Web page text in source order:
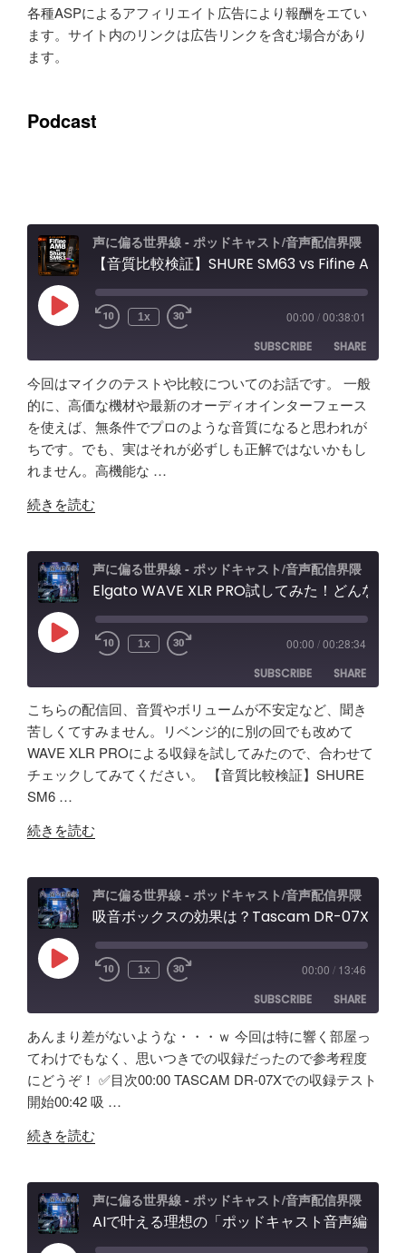
各種ASPによるアフィリエイト広告により報酬をエてい
ます。サイト内のリンクは広告リンクを含む場合があり
ます。
Podcast
声に偏る世界線 - ポッドキャスト/音声配信界隈
Play
Episode 1x 00:00 /00:38:01
SUBSCRIBE
SHARE
Amazon
Apple Podcasts
RSS
Spotify
RSS FEED
SHARE
LINK
EMBED
今回はマイクのテストや比較についてのお話です。 一般
的に、高価な機材や最新のオーディオインターフェース
を使えば、無条件でプロのような音質になると思われが
ちです。でも、実はそれが必ずしも正解ではないかもし
れません。高機能な …
"【音
較
検
証】
SHURE
SM63
AM8
Elgato
Wave
XLR
Pro
ビ
ュ
ー
フ
＆
ノ
イ
キ
ャ
効
果
と
続きを読む
声に偏る世界線 - ポッドキャスト/音声配信界隈
Play
Episode 1x 00:00 /00:28:34
SUBSCRIBE
SHARE
Amazon
Apple Podcasts
RSS
Spotify
RSS FEED
SHARE
LINK
EMBED
こちらの配信回、音質やボリュームが不安定など、聞き
苦しくてすみません。リベンジ的に別の回でも改めて
WAVE XLR PROによる収録を試してみたので、合わせて
チェックしてみてください。 【音質比較検証】SHURE
SM6 …
"Elgato
XLR
PRO
試
て
ん
な
製
品？
ポ
ド
キ
ャ
続きを読む
声に偏る世界線 - ポッドキャスト/音声配信界隈
Play
Episode 1x 00:00 / 13:46
SUBSCRIBE
SHARE
Amazon
Apple Podcasts
RSS
Spotify
RSS FEED
SHARE
LINK
EMBED
あんまり差がないような・・・ｗ 今回は特に響く部屋っ
てわけでもなく、思いつきでの収録だったので参考程度
にどうぞ！ ✅️目次00:00 TASCAM DR-07Xでの収録テスト
開始00:42 吸 …
"吸
ッ
ク
続きを読む
声に偏る世界線 - ポッドキャスト/音声配信界隈